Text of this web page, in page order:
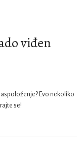
viđen
Evo nekoliko
se!